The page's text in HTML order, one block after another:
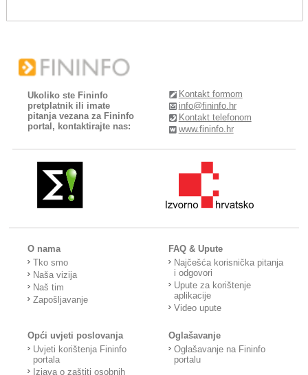
Ukoliko ste Fininfo
pretplatnik ili imate
pitanja vezana za Fininfo
portal, kontaktirajte nas:
Kontakt formom
info@fininfo.hr
Kontakt telefonom
www.fininfo.hr
O nama
Tko smo
Naša vizija
Naš tim
Zapošljavanje
FAQ & Upute
Najčešća korisnička pitanja
i odgovori
Upute za korištenje
aplikacije
Video upute
Opći uvjeti poslovanja
Uvjeti korištenja Fininfo
portala
Izjava o zaštiti osobnih
Oglašavanje
Oglašavanje na Fininfo
portalu